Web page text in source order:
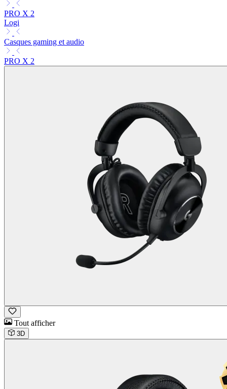
PRO X 2
Logi
Casques gaming et audio
PRO X 2
Tout afficher
3D